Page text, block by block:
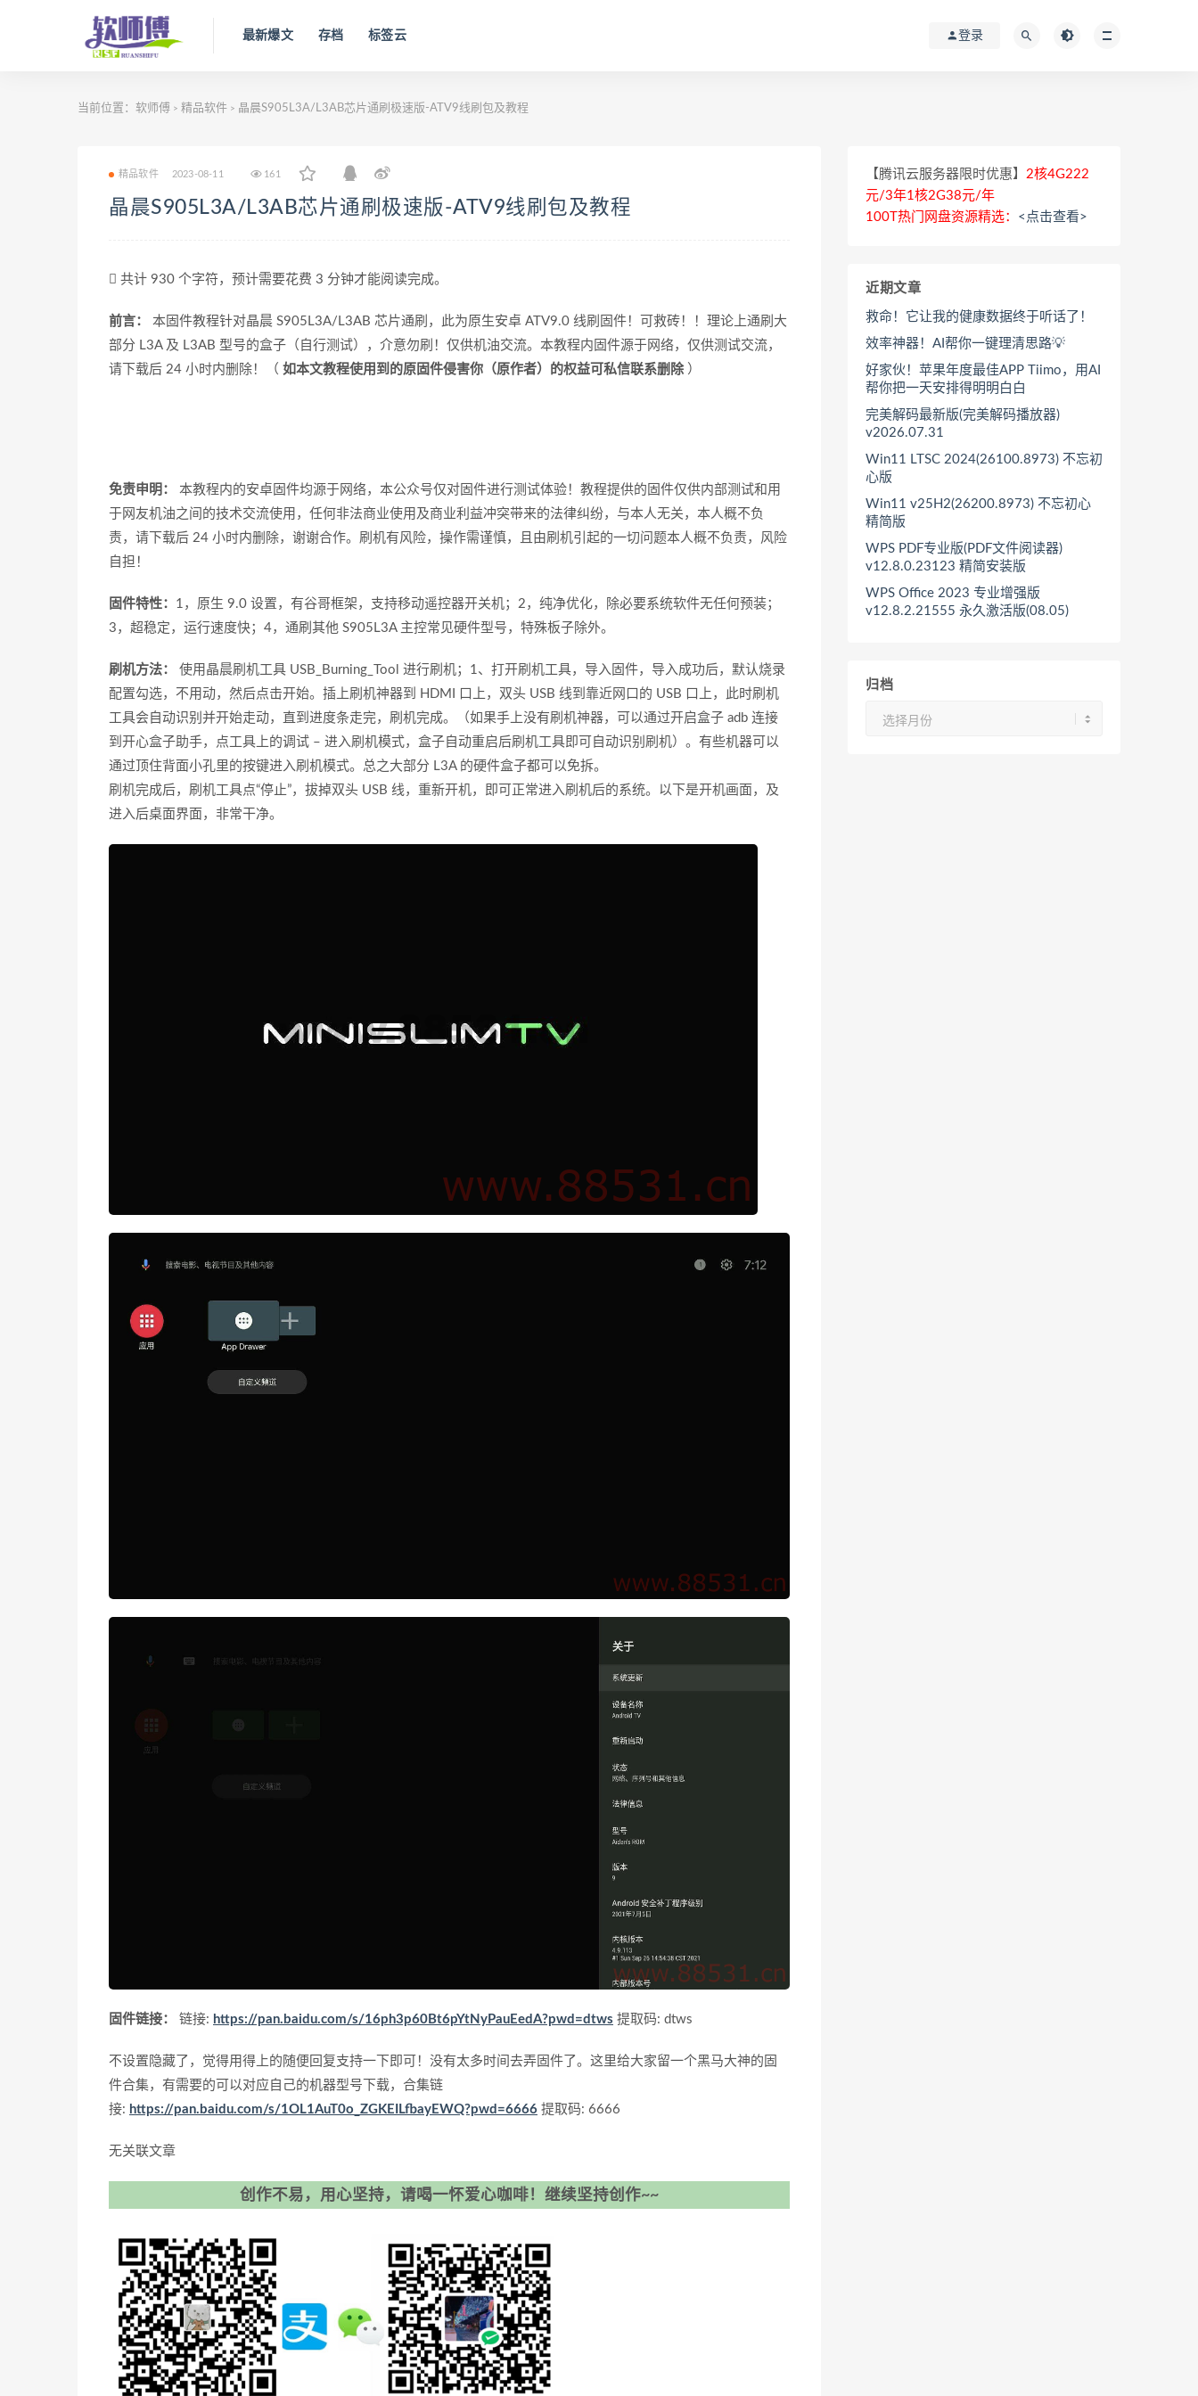
最新爆文 存档 标签云 登录
当前位置： 软师傅 > 精品软件 > 晶晨S905L3A/L3AB芯片通刷极速版-ATV9线刷包及教程
精品软件 2023-08-11 161
晶晨S905L3A/L3AB芯片通刷极速版-ATV9线刷包及教程
共计 930 个字符，预计需要花费 3 分钟才能阅读完成。
前言：
本固件教程针对晶晨 S905L3A/L3AB 芯片通刷，此为原生安卓 ATV9.0 线刷固件！可救砖！！理论上通刷大
部分 L3A 及 L3AB 型号的盒子（自行测试），介意勿刷！仅供机油交流。本教程内固件源于网络，仅供测试交流，
请下载后 24 小时内删除！（ 如本文教程使用到的原固件侵害你（原作者）的权益可私信联系删除 ）
免责申明：
本教程内的安卓固件均源于网络，本公众号仅对固件进行测试体验！教程提供的固件仅供内部测试和用
于网友机油之间的技术交流使用，任何非法商业使用及商业利益冲突带来的法律纠纷，与本人无关，本人概不负
责，请下载后 24 小时内删除，谢谢合作。刷机有风险，操作需谨慎，且由刷机引起的一切问题本人概不负责，风险
自担！
固件特性： 1，原生 9.0 设置，有谷哥框架，支持移动遥控器开关机；2，纯净优化，除必要系统软件无任何预装；
3，超稳定，运行速度快；4，通刷其他 S905L3A 主控常见硬件型号，特殊板子除外。
刷机方法：
使用晶晨刷机工具 USB_Burning_Tool 进行刷机；1、打开刷机工具，导入固件，导入成功后，默认烧录
配置勾选，不用动，然后点击开始。插上刷机神器到 HDMI 口上，双头 USB 线到靠近网口的 USB 口上，此时刷机
工具会自动识别并开始走动，直到进度条走完，刷机完成。（如果手上没有刷机神器，可以通过开启盒子 adb 连接
到开心盒子助手，点工具上的调试 – 进入刷机模式，盒子自动重启后刷机工具即可自动识别刷机）。有些机器可以
通过顶住背面小孔里的按键进入刷机模式。总之大部分 L3A 的硬件盒子都可以免拆。
刷机完成后，刷机工具点“停止”，拔掉双头 USB 线，重新开机，即可正常进入刷机后的系统。以下是开机画面，及
进入后桌面界面，非常干净。
固件链接： 链接: https://pan.baidu.com/s/16ph3p60Bt6pYtNyPauEedA?pwd=dtws 提取码: dtws
不设置隐藏了，觉得用得上的随便回复支持一下即可！没有太多时间去弄固件了。这里给大家留一个黑马大神的固
件合集，有需要的可以对应自己的机器型号下载，合集链
接: https://pan.baidu.com/s/1OL1AuT0o_ZGKEILfbayEWQ?pwd=6666 提取码: 6666
无关联文章
创作不易，用心坚持，请喝一怀爱心咖啡！继续坚持创作~~
【腾讯云服务器限时优惠】 2核4G222
元/3年1核2G38元/年
100T热门网盘资源精选： <点击查看>
近期文章
救命！它让我的健康数据终于听话了！
效率神器！AI帮你一键理清思路💡
好家伙！苹果年度最佳APP Tiimo，用AI
帮你把一天安排得明明白白
完美解码最新版(完美解码播放器)
v2026.07.31
Win11 LTSC 2024(26100.8973) 不忘初
心版
Win11 v25H2(26200.8973) 不忘初心
精简版
WPS PDF专业版(PDF文件阅读器)
v12.8.0.23123 精简安装版
WPS Office 2023 专业增强版
v12.8.2.21555 永久激活版(08.05)
归档